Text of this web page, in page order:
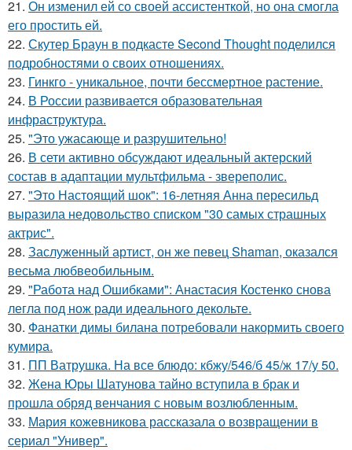
21. Он изменил ей со своей ассистенткой, но она смогла
его простить ей.
22. Скутер Браун в подкасте Second Thought поделился
подробностями о своих отношениях.
23. Гинкго - уникальное, почти бессмертное растение.
24. В России развивается образовательная
инфраструктура.
25. "Это ужасающе и разрушительно!
26. В сети активно обсуждают идеальный актерский
состав в адаптации мультфильма - звереполис.
27. "Это Настоящий шок": 16-летняя Анна пересильд
выразила недовольство списком "30 самых страшных
актрис".
28. Заслуженный артист, он же певец Shaman, оказался
весьма любвеобильным.
29. "Работа над Ошибками": Анастасия Костенко снова
легла под нож ради идеального декольте.
30. Фанатки димы билана потребовали накормить своего
кумира.
31. ПП Ватрушка. На все блюдо: кбжу/546/б 45/ж 17/у 50.
32. Жена Юры Шатунова тайно вступила в брак и
прошла обряд венчания с новым возлюбленным.
33. Мария кожевникова рассказала о возвращении в
сериал "Универ".